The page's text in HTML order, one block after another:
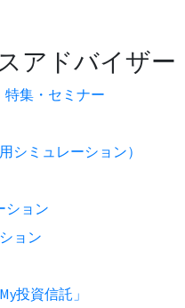
アドバイザー
特集・セミナー
シミュレーション）
ション
ョン
投資信託」